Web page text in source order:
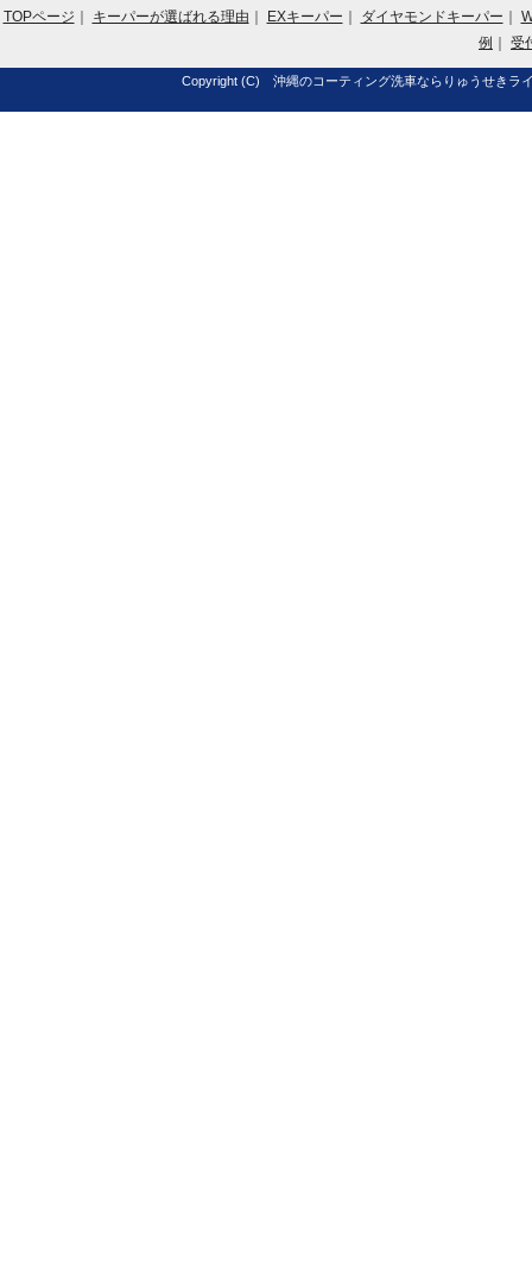
TOPページ ｜ キーパーが選ばれる理由 ｜ EXキーパー ｜ ダイヤモンドキーパー ｜
例 ｜ 受
Copyright (C) 沖縄のコーティング洗車ならりゅうせきラ